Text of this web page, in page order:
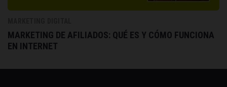
MARKETING DE AFILIADOS: QUÉ ES Y CÓMO FUNCIONA
EN INTERNET